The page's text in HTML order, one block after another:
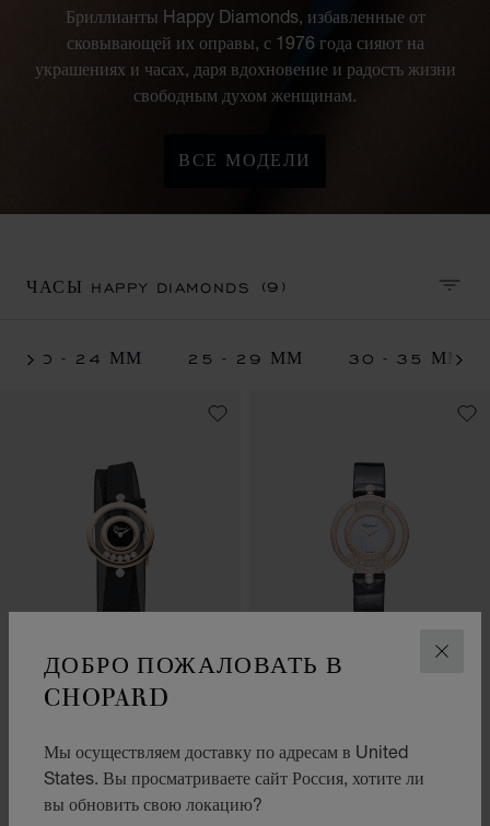
ДОБРО ПОЖАЛОВАТЬ В
CHOPARD
Мы осуществляем доставку по адресам в United
States. Вы просматриваете сайт Россия, хотите ли
вы обновить свою локацию?
Бриллианты Happy Diamonds, избавленные от
сковывающей их оправы, с 1976 года сияют на
украшениях и часах, даря вдохновение и радость жизни
свободным духом женщинам.
ВСЕ МОДЕЛИ
ЧАСЫ HAPPY DIAMONDS(9)
20 - 24 ММ 25 - 29 ММ 30 - 35 ММ
ПЕРЕЙТИ К СЛАЙДУ 1
ПЕРЕЙТИ К СЛАЙДУ 2
ПЕРЕЙТИ К СЛАЙДУ 3
HAPPY DIAMONDS
ICONS
МЕХАНИЗМ, ЭТИЧНОЕ
РОЗОВОЕ ЗОЛОТО,
БРИЛЛИАНТЫСВЯЗАТЬСЯ
ПЕРЕЙТИ К
МЕХАНИЗМ, ЭТИЧНОЕ
РОЗОВОЕ ЗОЛОТО,
БРИЛЛИАНТЫ